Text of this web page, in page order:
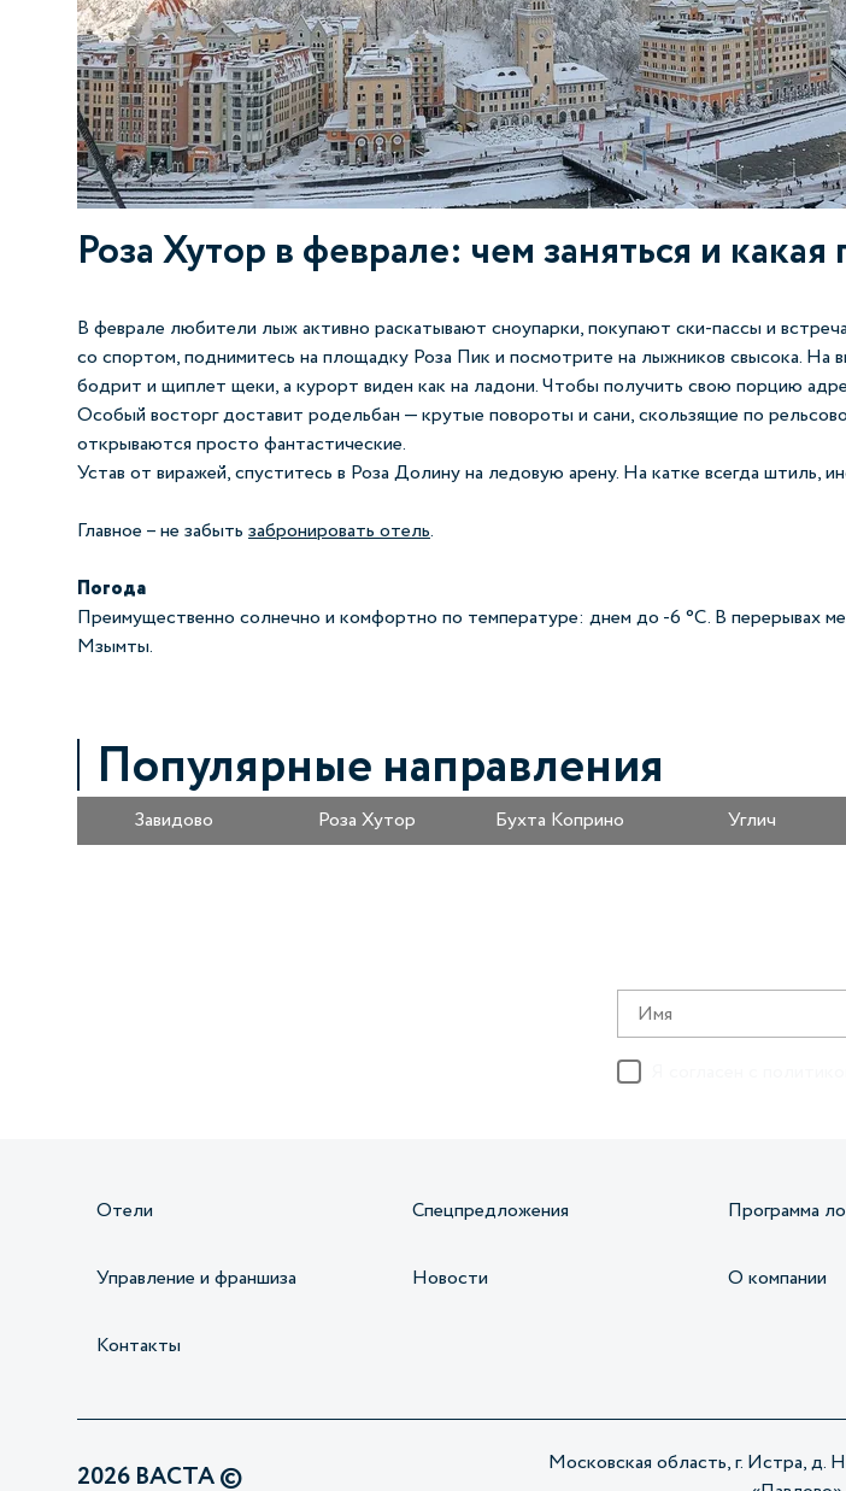
Роза Хутор в феврале: чем заняться и какая
В феврале любители лыж активно раскатывают сноупарки, покупают ски-пассы и
со спортом, поднимитесь на площадку Роза Пик и посмотрите на лыжников свысока.
бодрит и щиплет щеки, а курорт виден как на ладони. Чтобы получить свою порцию
Особый восторг доставит родельбан — крутые повороты и сани, скользящие по
открываются просто фантастические.
Устав от виражей, спуститесь в Роза Долину на ледовую арену. На катке всегда штиль,
Главное – не забыть забронировать отель.
Погода
Преимущественно солнечно и комфортно по температуре: днем до -6 °C. В перерывах
Мзымты.
Популярные направления
Завидово Роза Хутор Бухта Коприно Углич
Отели Спецпредложения Программа
Управление и франшиза Новости О компании
Контакты
2026 ВАСТА ©
Московская область, г. Истра, д.